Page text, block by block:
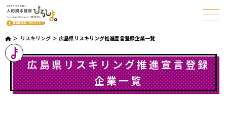
リスキリング 広島県リスキリング推進宣言登録企業一覧
広島県リスキリング推進宣言登録
企業一覧